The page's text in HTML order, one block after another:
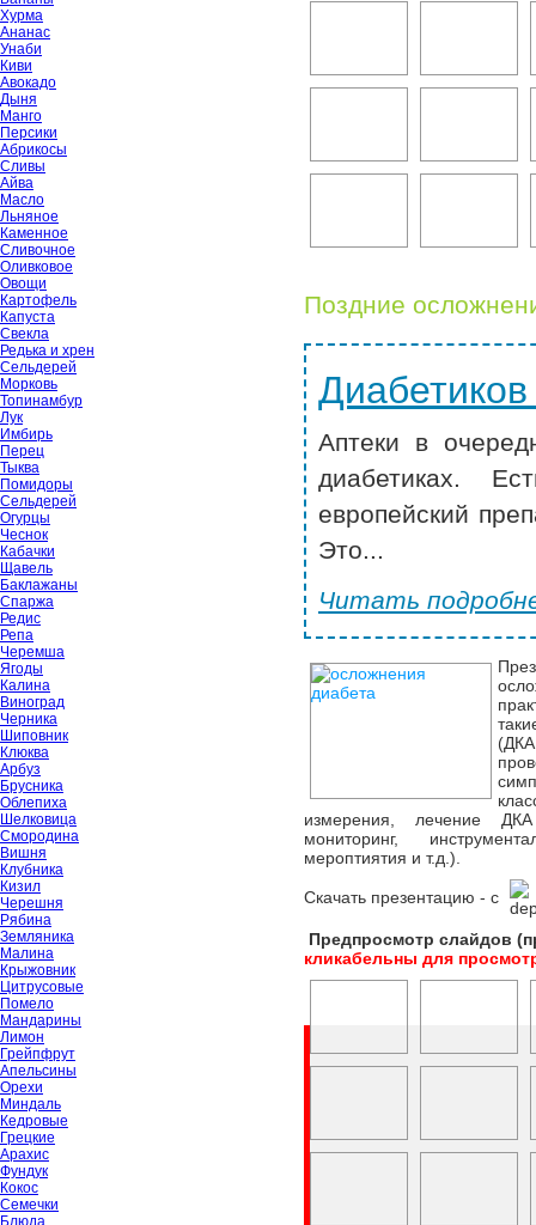
Хурма
Ананас
Унаби
Киви
Авокадо
Дыня
Манго
Персики
Абрикосы
Сливы
Айва
Масло
Льняное
Каменное
Сливочное
Оливковое
Овощи
Картофель
Капуста
Свекла
Редька и хрен
Сельдерей
Морковь
Топинамбур
Лук
Имбирь
Перец
Тыква
Помидоры
Сельдерей
Огурцы
Чеснок
Кабачки
Щавель
Баклажаны
Спаржа
Редис
Репа
Черемша
Ягоды
Калина
Виноград
Черника
Шиповник
Клюква
Арбуз
Брусника
Облепиха
Шелковица
Смородина
Вишня
Клубника
Кизил
Черешня
Рябина
Земляника
Малина
Крыжовник
Цитрусовые
Помело
Мандарины
Лимон
Грейпфрут
Апельсины
Орехи
Миндаль
Кедровые
Грецкие
Арахис
Фундук
Кокос
Семечки
Блюда
Поздние
Аптеки в
диабетиках.
европейский
Это...
Читать
измерения, лечение
мониторинг,
мероптиятия и т.д.).
Скачать презентацию - c
Предпросмотр слайдов
кликабельны для